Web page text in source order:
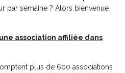
par semaine ? Alors bienvenue
association affiliée dans
plus de 600 associations